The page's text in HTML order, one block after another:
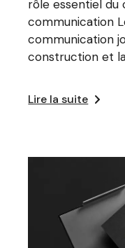
rôle essentiel du
communication
communication
construction et
Lire la suite